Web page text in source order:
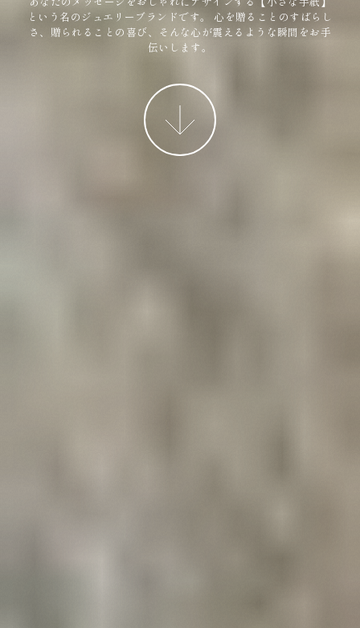
という名のジュエリーブランドです。
心を贈ることのすばらし
さ、贈られることの喜び、そんな心が震えるような瞬間をお手
伝いします。